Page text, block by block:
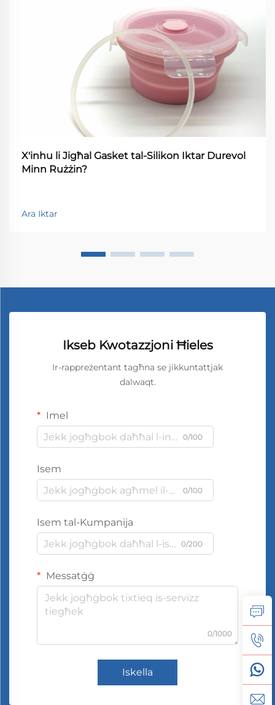
X'inhu li Jigħal Gasket tal-Silikon Iktar Durevol
Minn Rużżin?
Ara Iktar
Ikseb Kwotazzjoni Ħieles
Ir-rappreżentant tagħna se jikkuntattjak
dalwaqt.
Imel
0/100
Isem
0/100
Isem tal-Kumpanija
0/200
Messatġġ
0/1000
Iskella